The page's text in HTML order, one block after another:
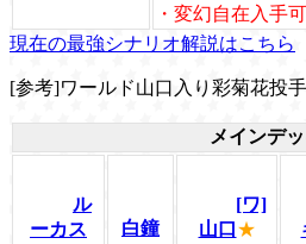
・変幻自在入手
現在の最強シナリオ解説はこちら
[参考]ワールド山口入り彩菊花投
メインデ
ル
ーカス
白鐘
[ワ]
山口 ★